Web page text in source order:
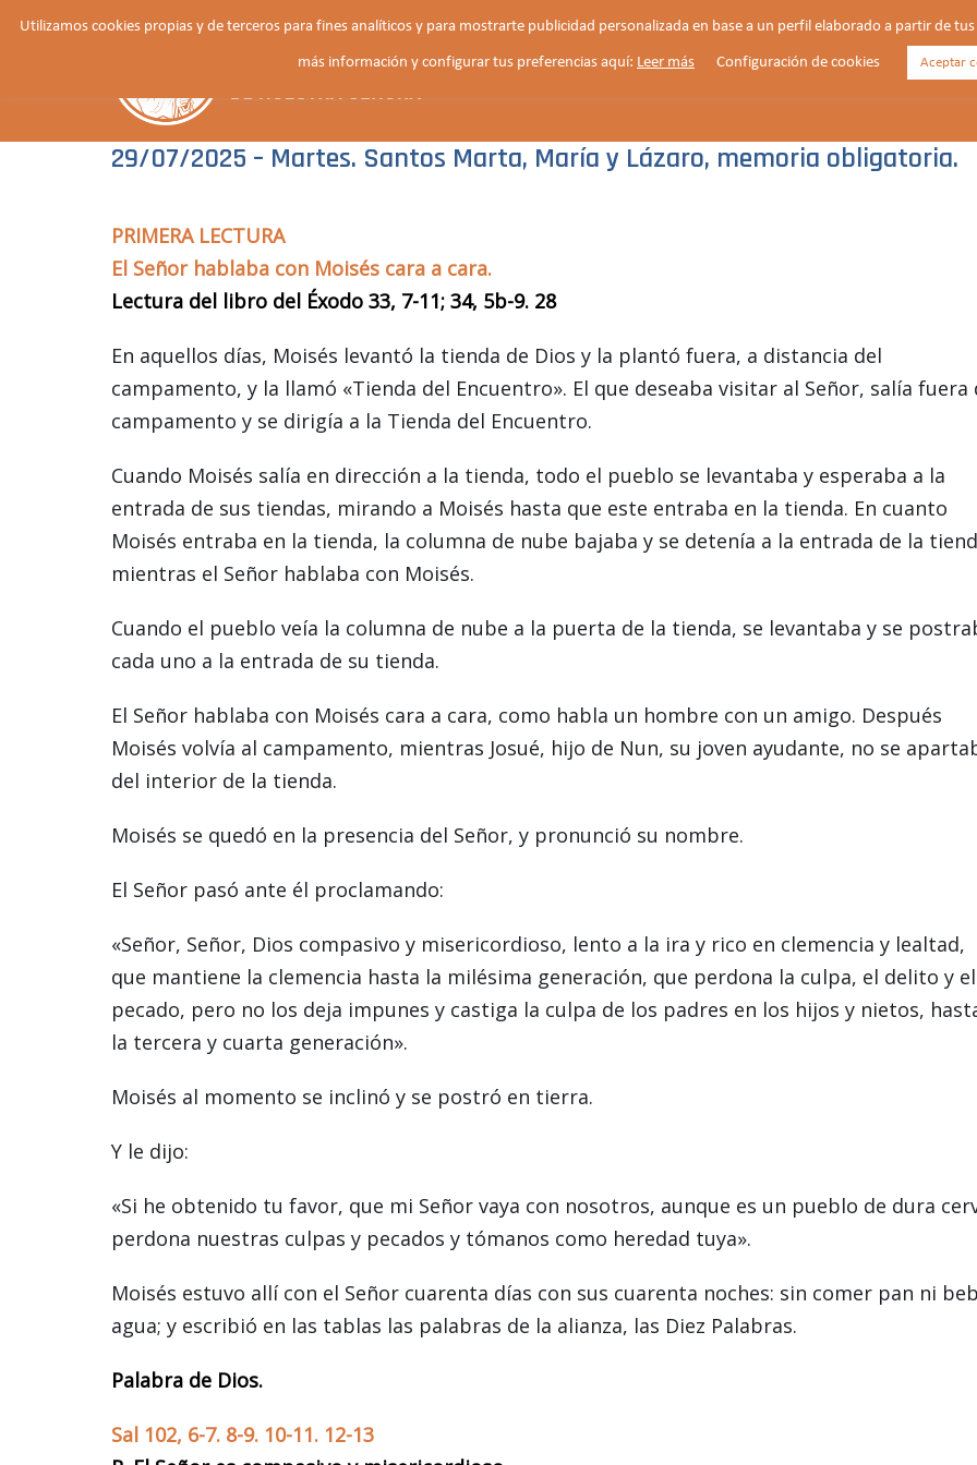
Saltar
HORARIOS VIDA PARROQUIAL NOTICIAS
29/07/2025 – Martes. Santos Marta, María y Lázaro, memoria obligatoria.
PRIMERA LECTURA
El Señor hablaba con Moisés cara a cara.
Lectura del libro del Éxodo 33, 7-11; 34, 5b-9. 28
En aquellos días, Moisés levantó la tienda de Dios y la plantó fuera, a distancia del
campamento, y la llamó «Tienda del Encuentro». El que deseaba visitar al Señor, salía fuera
campamento y se dirigía a la Tienda del Encuentro.
Cuando Moisés salía en dirección a la tienda, todo el pueblo se levantaba y esperaba a la
entrada de sus tiendas, mirando a Moisés hasta que este entraba en la tienda. En cuanto
Moisés entraba en la tienda, la columna de nube bajaba y se detenía a la entrada de la
mientras el Señor hablaba con Moisés.
Cuando el pueblo veía la columna de nube a la puerta de la tienda, se levantaba y se
cada uno a la entrada de su tienda.
El Señor hablaba con Moisés cara a cara, como habla un hombre con un amigo. Después
Moisés volvía al campamento, mientras Josué, hijo de Nun, su joven ayudante, no se
del interior de la tienda.
Moisés se quedó en la presencia del Señor, y pronunció su nombre.
El Señor pasó ante él proclamando:
«Señor, Señor, Dios compasivo y misericordioso, lento a la ira y rico en clemencia y lealtad,
que mantiene la clemencia hasta la milésima generación, que perdona la culpa, el delito y el
pecado, pero no los deja impunes y castiga la culpa de los padres en los hijos y nietos,
la tercera y cuarta generación».
Moisés al momento se inclinó y se postró en tierra.
Y le dijo:
«Si he obtenido tu favor, que mi Señor vaya con nosotros, aunque es un pueblo de dura
perdona nuestras culpas y pecados y tómanos como heredad tuya».
Moisés estuvo allí con el Señor cuarenta días con sus cuarenta noches: sin comer pan ni
agua; y escribió en las tablas las palabras de la alianza, las Diez Palabras.
Palabra de Dios.
Sal 102, 6-7. 8-9. 10-11. 12-13
Utilizamos cookies propias y de terceros para fines analíticos y para mostrarte publicidad personalizada en base a un perfil elaborado a partir de
más información y configurar tus preferencias aquí: Leer más Configuración de cookies Aceptar